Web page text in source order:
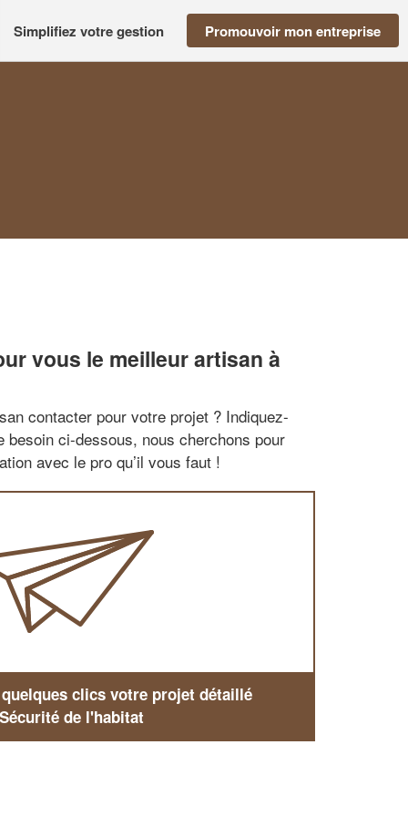
Simplifiez votre gestion Promouvoir mon entreprise
vous le meilleur artisan à
contacter pour votre projet ? Indiquez-
besoin ci-dessous, nous cherchons pour
avec le pro qu’il vous faut !
clics votre projet détaillé
de l'habitat